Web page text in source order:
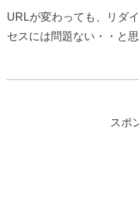
URLが変わっても、リダ
セスには問題ない・・と思
スポ